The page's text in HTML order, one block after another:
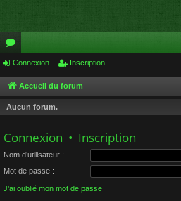
or
u
m
Connexion Inscription
Accueil du forum
Aucun forum.
Connexion • Inscription
Nom d’utilisateur :
Mot de passe :
J’ai oublié mon mot de passe